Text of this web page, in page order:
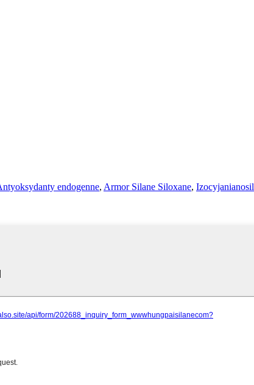
endogenne, Armor Silane Siloxane,